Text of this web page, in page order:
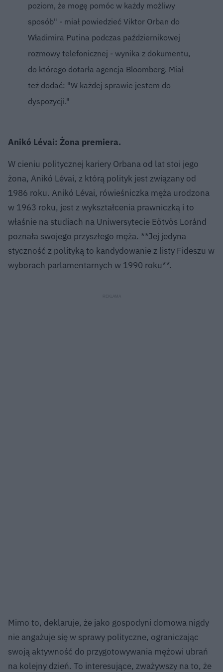
poziom, że mogę pomóc w każdy możliwy
sposób" - miał powiedzieć Viktor Orban do
Władimira Putina podczas październikowej
rozmowy telefonicznej - wynika z dokumentu,
do którego dotarła agencja Bloomberg. Miał
też dodać: "W każdej sprawie jestem do
dyspozycji."
Anikó Lévai: Żona premiera.
W cieniu politycznej kariery Orbana od lat stoi jego
żona, Anikó Lévai, z którą polityk jest związany od
1986 roku. Anikó Lévai, rówieśniczka męża urodzona
w 1963 roku, jest z wykształcenia prawniczką i to
właśnie na studiach na Uniwersytecie Eötvös Loránd
poznała swojego przyszłego męża. **Jej jedyna
styczność z polityką to kandydowanie z listy Fideszu w
wyborach parlamentarnych w 1990 roku**.
Mimo to, deklaruje, że jako gospodyni domowa nigdy
nie angażuje się w sprawy polityczne, ograniczając
swoją aktywność do przygotowywania mężowi ubrań
na kolejny dzień. To interesujące, zważywszy na to, że